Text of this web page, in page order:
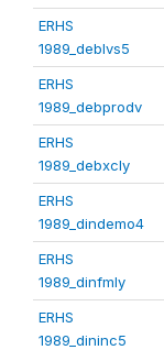
ERHS
1989_deblvs5
ERHS
1989_debprodv
ERHS
1989_debxcly
ERHS
1989_dindemo4
ERHS
1989_dinfmly
ERHS
1989_dininc5